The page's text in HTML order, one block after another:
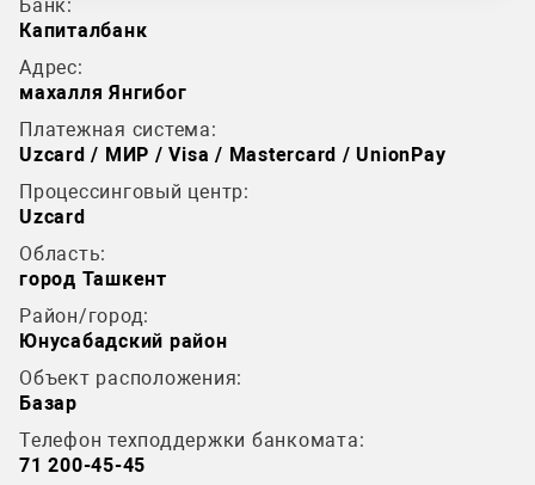
Банк:
Капиталбанк
Адрес:
махалля Янгибог
Платежная система:
Uzcard / МИР / Visa / Mastercard / UnionPay
Процессинговый центр:
Uzcard
Область:
город Ташкент
Район/город:
Юнусабадский район
Объект расположения:
Базар
Телефон техподдержки банкомата:
71 200-45-45